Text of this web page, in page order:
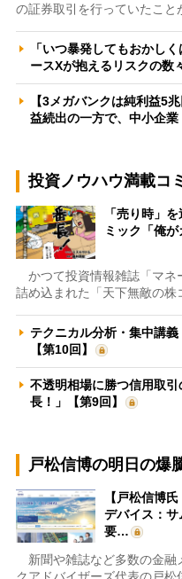
の証券取引を行っていたこと
「いつ暴発してもおかし
ースXが抱えるリスクの数
【3メガバンクは純利益5
益続出の一方で、中小企
投資ノウハウ満載コ
「売り時」
ミック「俺が
かつて投資情報雑誌「マネ
詰め込まれた「天下無敵の株
テクニカル分析・集中講
【第10回】
不透明相場に勝つ信用取
長！」【第9回】
戸松信博の明日の爆
【戸松信博
デバイス：
要…
新聞や雑誌など多数の金融
クアドバイザーズ代表の戸松